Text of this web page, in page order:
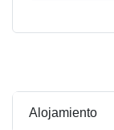
Alojamiento